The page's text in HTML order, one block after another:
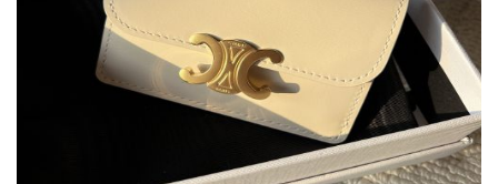
2026人気特集
衣装セット
住まい用品
アクセサリー
スカーフ
アイフォーンケ